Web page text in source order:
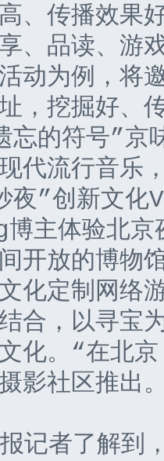
、传播效果
、品读、游
动为例，将
，挖掘好、
忘的符号”京
代流行音乐
夜”创新文
主体验北
开放的博物
化定制网络
合，以寻宝
化。“在北
影社区推出
了解到，